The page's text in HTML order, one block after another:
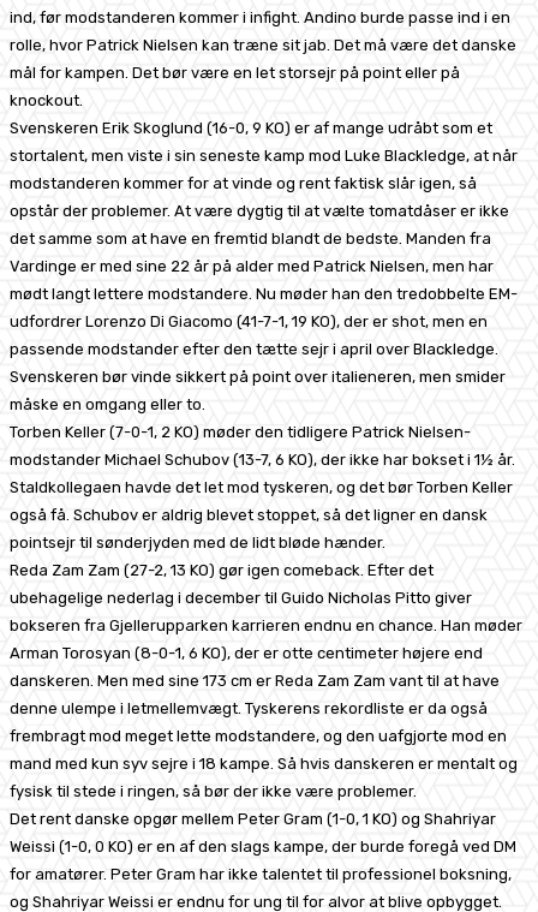
ind, før modstanderen kommer i infight. Andino burde passe ind i en
rolle, hvor Patrick Nielsen kan træne sit jab. Det må være det danske
mål for kampen. Det bør være en let storsejr på point eller på
knockout.
Svenskeren Erik Skoglund (16-0, 9 KO) er af mange udråbt som et
stortalent, men viste i sin seneste kamp mod Luke Blackledge, at når
modstanderen kommer for at vinde og rent faktisk slår igen, så
opstår der problemer. At være dygtig til at vælte tomatdåser er ikke
det samme som at have en fremtid blandt de bedste. Manden fra
Vardinge er med sine 22 år på alder med Patrick Nielsen, men har
mødt langt lettere modstandere. Nu møder han den tredobbelte EM-
udfordrer Lorenzo Di Giacomo (41-7-1, 19 KO), der er shot, men en
passende modstander efter den tætte sejr i april over Blackledge.
Svenskeren bør vinde sikkert på point over italieneren, men smider
måske en omgang eller to.
Torben Keller (7-0-1, 2 KO) møder den tidligere Patrick Nielsen-
modstander Michael Schubov (13-7, 6 KO), der ikke har bokset i 1½ år.
Staldkollegaen havde det let mod tyskeren, og det bør Torben Keller
også få. Schubov er aldrig blevet stoppet, så det ligner en dansk
pointsejr til sønderjyden med de lidt bløde hænder.
Reda Zam Zam (27-2, 13 KO) gør igen comeback. Efter det
ubehagelige nederlag i december til Guido Nicholas Pitto giver
bokseren fra Gjellerupparken karrieren endnu en chance. Han møder
Arman Torosyan (8-0-1, 6 KO), der er otte centimeter højere end
danskeren. Men med sine 173 cm er Reda Zam Zam vant til at have
denne ulempe i letmellemvægt. Tyskerens rekordliste er da også
frembragt mod meget lette modstandere, og den uafgjorte mod en
mand med kun syv sejre i 18 kampe. Så hvis danskeren er mentalt og
fysisk til stede i ringen, så bør der ikke være problemer.
Det rent danske opgør mellem Peter Gram (1-0, 1 KO) og Shahriyar
Weissi (1-0, 0 KO) er en af den slags kampe, der burde foregå ved DM
for amatører. Peter Gram har ikke talentet til professionel boksning,
og Shahriyar Weissi er endnu for ung til for alvor at blive opbygget.